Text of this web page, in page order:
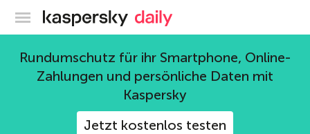
Offizieller Blog von Kaspersky
Rundumschutz für ihr Smartphone, Online-
Zahlungen und persönliche Daten mit
Kaspersky
Jetzt kostenlos testen